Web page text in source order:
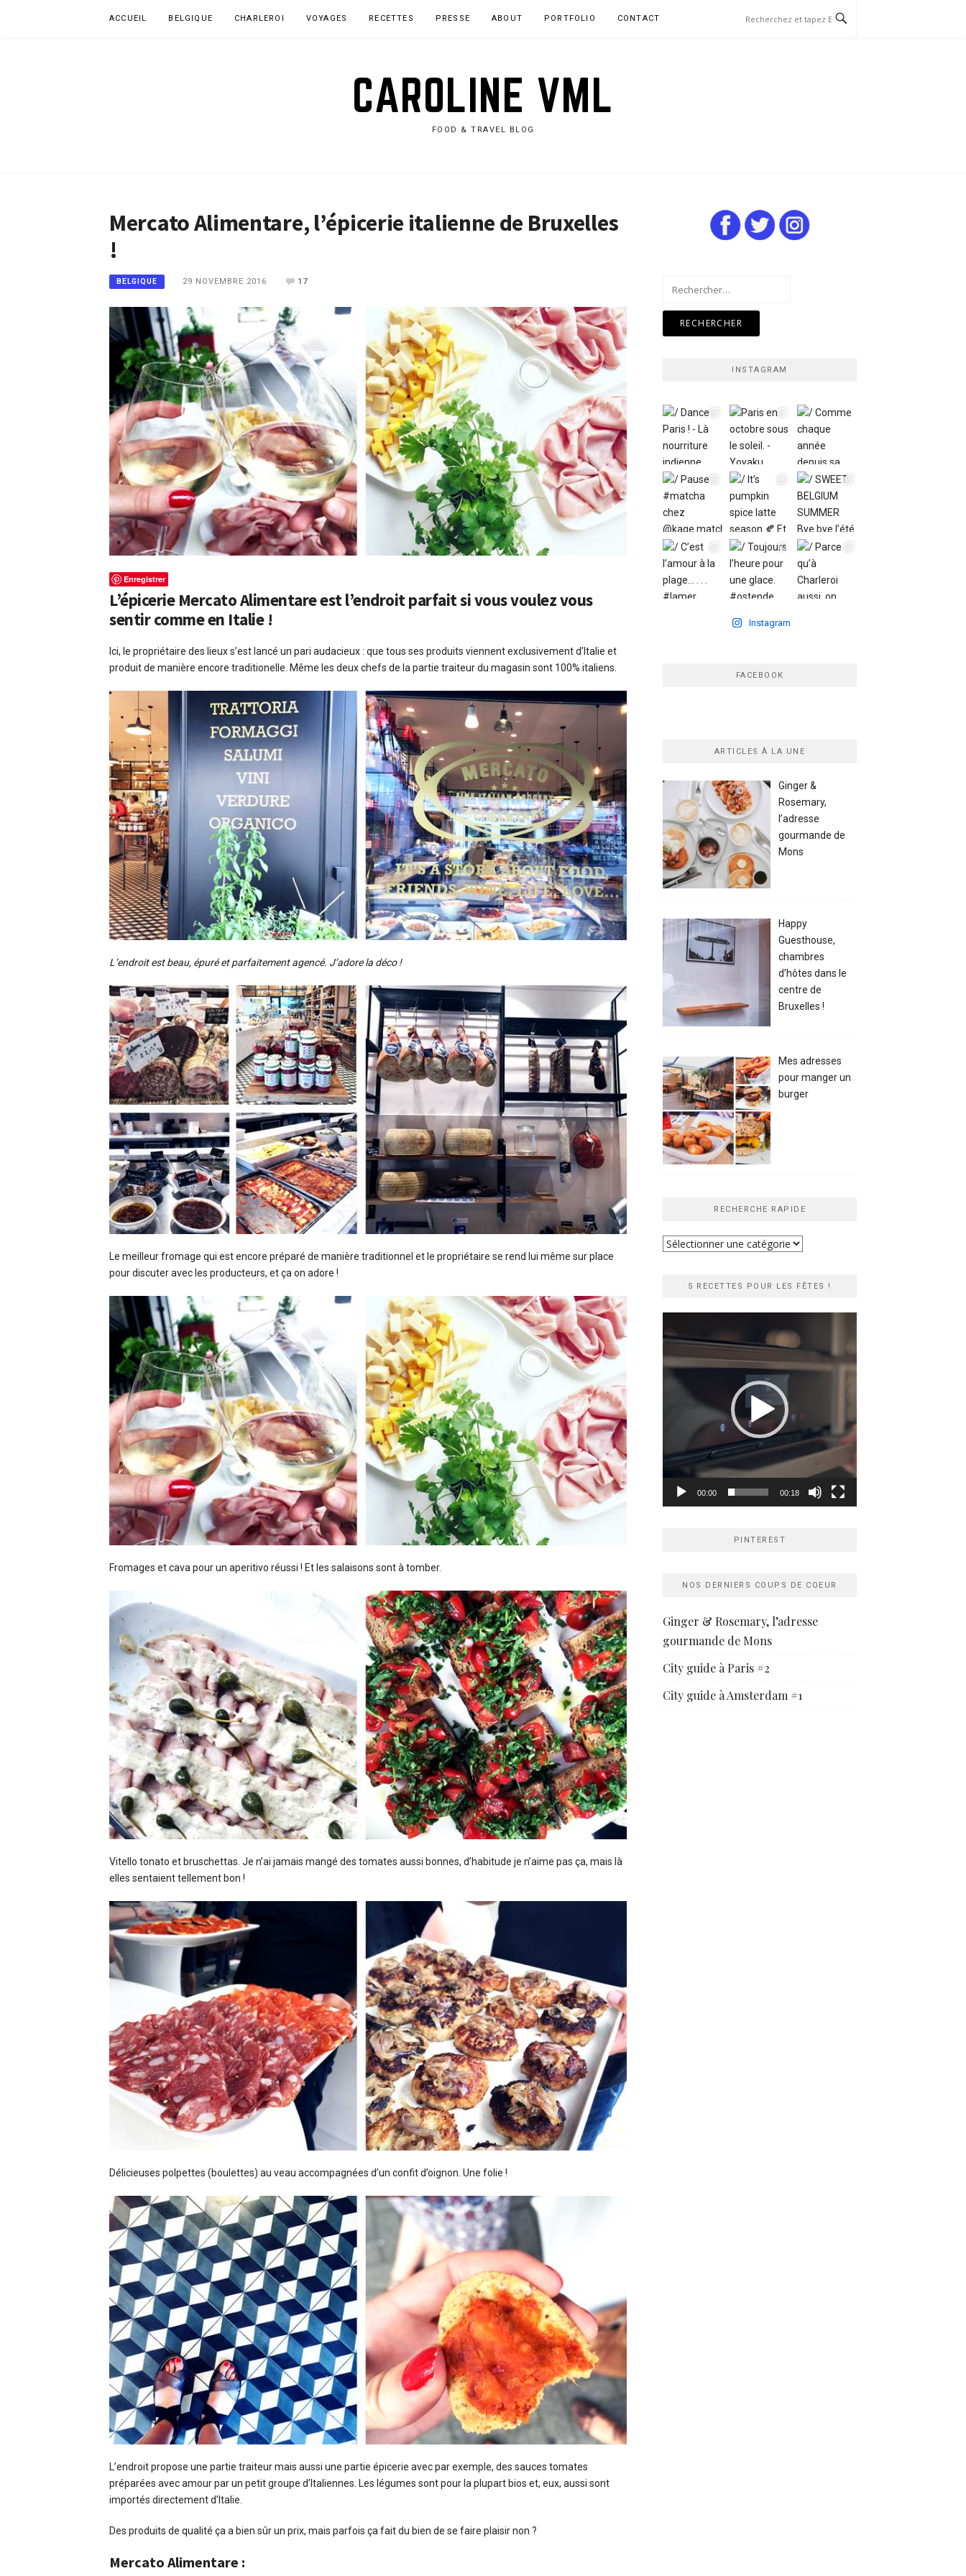
ACCUEIL BELGIQUE CHARLEROI VOYAGES RECETTES PRESSE ABOUT PORTFOLIO CONTACT
CAROLINE VML
FOOD & TRAVEL BLOG
Mercato Alimentare, l’épicerie italienne de Bruxelles
!
BELGIQUE 29 NOVEMBRE 2016 17
Enregistrer
L’épicerie Mercato Alimentare est l’endroit parfait si vous voulez vous
sentir comme en Italie !
Ici, le propriétaire des lieux s’est lancé un pari audacieux : que tous ses produits viennent exclusivement d’Italie et
produit de manière encore traditionelle. Même les deux chefs de la partie traiteur du magasin sont 100% italiens.
L’endroit est beau, épuré et parfaitement agencé. J’adore la déco !
Le meilleur fromage qui est encore préparé de manière traditionnel et le propriétaire se rend lui même sur place
pour discuter avec les producteurs, et ça on adore !
Fromages et cava pour un aperitivo réussi ! Et les salaisons sont à tomber.
Vitello tonato et bruschettas. Je n’ai jamais mangé des tomates aussi bonnes, d’habitude je n’aime pas ça, mais là
elles sentaient tellement bon !
Délicieuses polpettes (boulettes) au veau accompagnées d’un confit d’oignon. Une folie !
L’endroit propose une partie traiteur mais aussi une partie épicerie avec par exemple, des sauces tomates
préparées avec amour par un petit groupe d’Italiennes. Les légumes sont pour la plupart bios et, eux, aussi sont
importés directement d’Italie.
Des produits de qualité ça a bien sûr un prix, mais parfois ça fait du bien de se faire plaisir non ?
Mercato Alimentare :
INSTAGRAM
Instagram
FACEBOOK
ARTICLES À LA UNE
Ginger &
Rosemary,
l’adresse
gourmande de
Mons
Happy
Guesthouse,
chambres
d’hôtes dans le
centre de
Bruxelles !
Mes adresses
pour manger un
burger
RECHERCHE RAPIDE
Recherche
5 RECETTES POUR LES FÊTES !
vidéo
00:00 00:18
PINTEREST
NOS DERNIERS COUPS DE COEUR
Ginger & Rosemary, l’adresse
gourmande de Mons
City guide à Paris #2
City guide à Amsterdam #1